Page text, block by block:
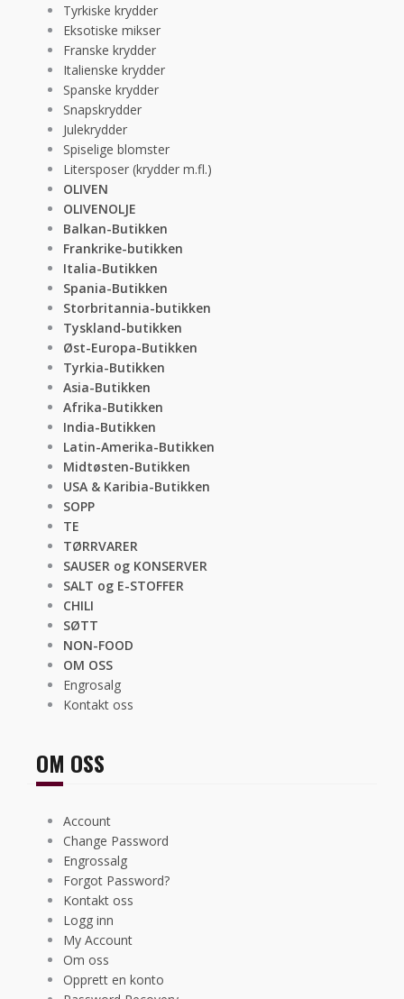
Tyrkiske krydder
Eksotiske mikser
Franske krydder
Italienske krydder
Spanske krydder
Snapskrydder
Julekrydder
Spiselige blomster
Litersposer (krydder m.fl.)
OLIVEN
OLIVENOLJE
Balkan-Butikken
Frankrike-butikken
Italia-Butikken
Spania-Butikken
Storbritannia-butikken
Tyskland-butikken
Øst-Europa-Butikken
Tyrkia-Butikken
Asia-Butikken
Afrika-Butikken
India-Butikken
Latin-Amerika-Butikken
Midtøsten-Butikken
USA & Karibia-Butikken
SOPP
TE
TØRRVARER
SAUSER og KONSERVER
SALT og E-STOFFER
CHILI
SØTT
NON-FOOD
OM OSS
Engrosalg
Kontakt oss
OM OSS
Account
Change Password
Engrossalg
Forgot Password?
Kontakt oss
Logg inn
My Account
Om oss
Opprett en konto